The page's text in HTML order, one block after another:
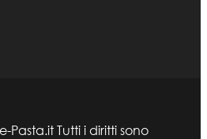
Pasta.it Tutti i diritti sono